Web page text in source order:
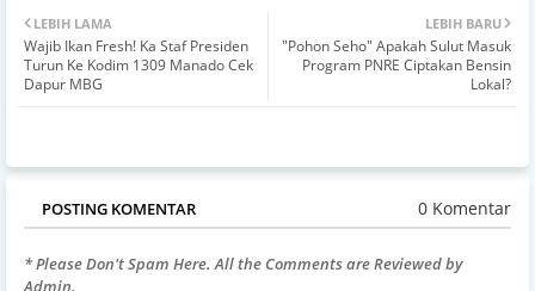
LEBIH BARU
"Pohon Seho" Apakah Sulut Masuk
Program PNRE Ciptakan Bensin
Lokal?
LEBIH LAMA
Wajib Ikan Fresh! Ka Staf Presiden
Turun Ke Kodim 1309 Manado Cek
Dapur MBG
POSTING KOMENTAR 0 Komentar
* Please Don't Spam Here. All the Comments are Reviewed by
Admin.